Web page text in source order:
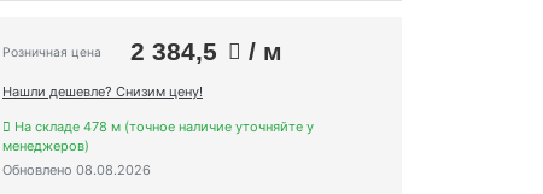
Розничная цена 2 384,5 / м
Нашли дешевле? Снизим цену!
На складе 478 м (точное наличие уточняйте у
менеджеров)
Обновлено 08.08.2026